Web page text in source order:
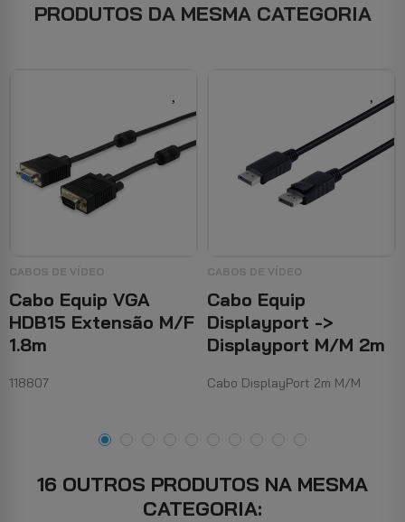
PRODUTOS DA MESMA CATEGORIA
CABOS DE VÍDEO
Cabo Equip VGA
HDB15 Extensão M/F
1.8m
118807
CABOS DE VÍDEO
Cabo Equip
Displayport ->
Displayport M/M 2m
Cabo DisplayPort 2m M/M
16 OUTROS PRODUTOS NA MESMA
CATEGORIA: